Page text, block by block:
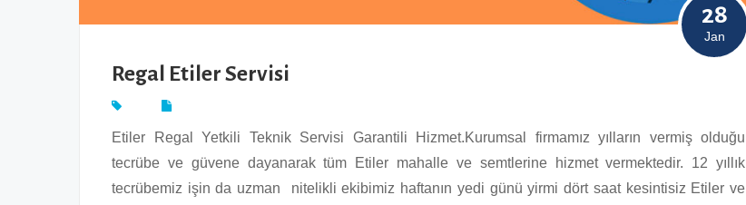
28
Jan
Regal Etiler Servisi
Etiler Regal Yetkili Teknik Servisi Garantili Hizmet.Kurumsal firmamız yılların vermiş olduğu
tecrübe ve güvene dayanarak tüm Etiler mahalle ve semtlerine hizmet vermektedir. 12 yıllık
tecrübemiz işin da uzman nitelikli ekibimiz haftanın yedi günü yirmi dört saat kesintisiz Etiler ve